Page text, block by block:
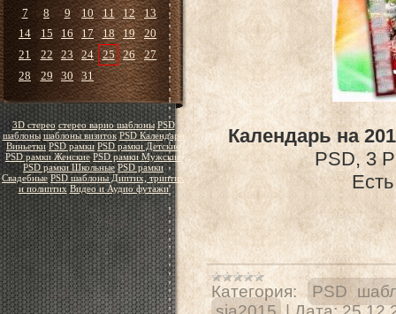
7
8 9 10 11 12
13
14
15 16 17 18 19
20
21
22 23 24 25 26
27
28
29 30 31
3D стерео стерео варио шаблоны PSD
шаблоны шаблоны визиток PSD Календари
Виньетки PSD рамки PSD рамки Детские
PSD рамки Женские PSD рамки Мужские
PSD рамки Школьные PSD рамки
Свадебные PSD шаблоны Диптих, триптих
и полиптих Видео и Аудио футажи
Календарь на
PSD, 3
Категория:
PSD